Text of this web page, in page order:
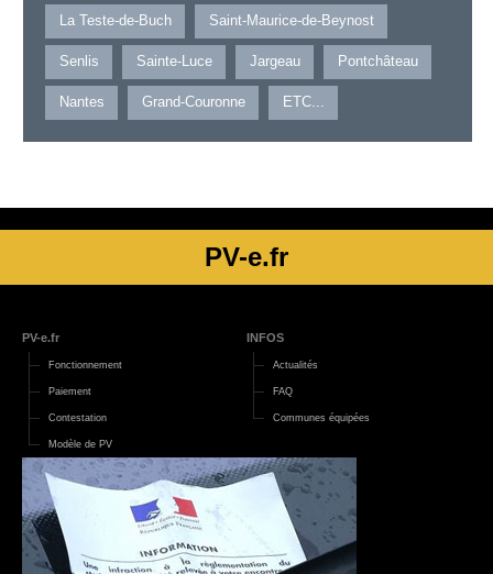
La Teste-de-Buch Saint-Maurice-de-Beynost
Senlis Sainte-Luce Jargeau Pontchâteau
Nantes Grand-Couronne ETC...
PV-e.fr
PV-e.fr
Fonctionnement
Paiement
Contestation
Modèle de PV
INFOS
Actualités
FAQ
Communes équipées